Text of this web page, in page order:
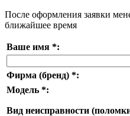
После оформления заявки
ближайшее время
Ваше имя *:
Фирма (бренд) *:
Модель *:
Вид неисправности